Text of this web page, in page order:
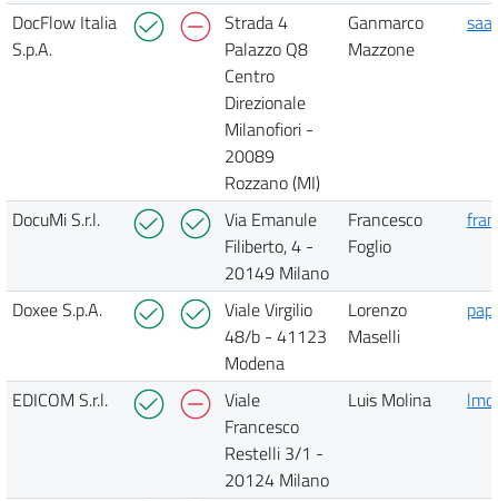
DocFlow Italia
S.p.A.
Strada 4
Palazzo Q8
Centro
Direzionale
Milanofiori -
20089
Rozzano (MI)
Ganmarco
Mazzone
DocuMi S.r.l.
Via Emanule
Filiberto, 4 -
20149 Milano
Francesco
Foglio
Doxee S.p.A.
Viale Virgilio
48/b - 41123
Modena
Lorenzo
Maselli
EDICOM S.r.l.
Viale
Francesco
Restelli 3/1 -
20124 Milano
Luis Molina